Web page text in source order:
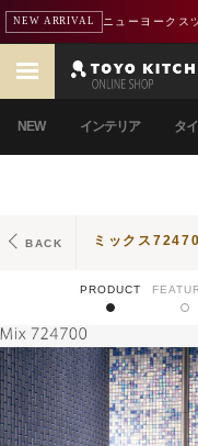
NEW ARRIVAL ニューヨークス
NEW インテリア タ
BACK ミックス
PRODUCT